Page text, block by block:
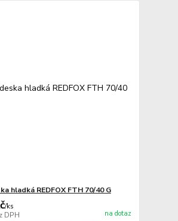
hladká REDFOX FTH 70/40 G
/ks
DPH na dotaz